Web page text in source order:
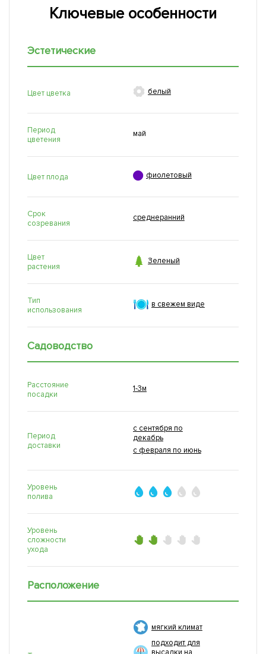
Ключевые особенности
Эстетические
Цвет цветка  белый
Период
цветения
май
Цвет плода  фиолетовый
Срок
созревания
среднеранний
Цвет
растения
 Зеленый
Тип
использования
в свежем виде
Садоводство
Расстояние
посадки
1-3м
Период
доставки
с сентября по
декабрь
с февраля по июнь
Уровень
полива
Уровень
сложности
ухода
Расположение
мягкий климат
подходит для